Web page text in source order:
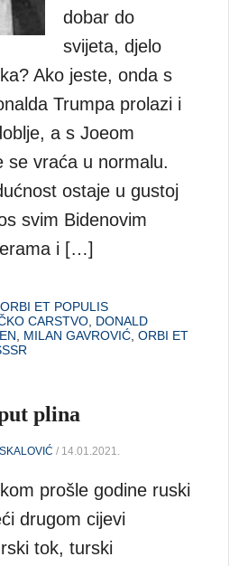
dobar do
svijeta, djelo
Ako jeste, onda s
Trumpa prolazi i
a s Joeom
se vraća u normalu.
ostaje u gustoj
svim Bidenovim
i […]
ORBI ET POPULIS
CARSTVO, DONALD
, MILAN GAVROVIĆ,ORBI ET
plina
/ 14.01.2021.
prošle godine ruski
drugom cijevi
tok, turski